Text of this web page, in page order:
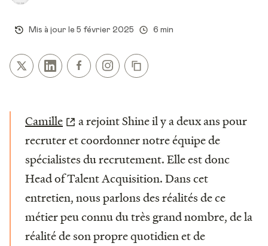
Mis à jour le 5 février 2025 6 min
Camille
a rejoint Shine il y a deux ans pour
recruter et coordonner notre équipe de
spécialistes du recrutement. Elle est donc
Head of Talent Acquisition. Dans cet
entretien, nous parlons des réalités de ce
métier peu connu du très grand nombre, de la
réalité de son propre quotidien et de